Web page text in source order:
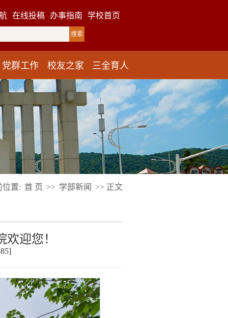
学校首页
办事指南
在线投稿
党群工作 校友之家 三全育人
位置: 首 页 >> 学部新闻 >> 正文
迎您！
]